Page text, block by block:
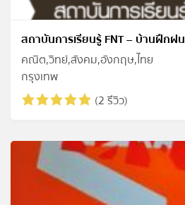
สถาบันการเรียนรู้ FNT – บ้านฝึกฝน
คณิต,วิทย์,สังคม,อังกฤษ,ไทย
กรุงเทพ
(2 รีวิว)